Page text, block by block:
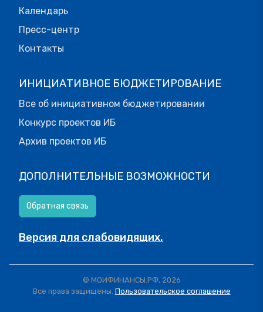
Календарь
Пресс-центр
Контакты
ИНИЦИАТИВНОЕ БЮДЖЕТИРОВАНИЕ
Все об инициативном бюджетировании
Конкурс проектов ИБ
Архив проектов ИБ
ДОПОЛНИТЕЛЬНЫЕ ВОЗМОЖНОСТИ
Обратная связь
Версия для слабовидящих.
© МОИФИНАНСЫ.РФ, 2026
Все права защищены. Пользовательское соглашение